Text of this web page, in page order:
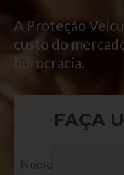
A Proteção
custo do
burocracia.
FAÇA
Nome